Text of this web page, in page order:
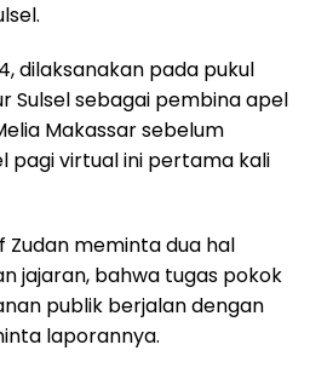
dilaksanakan pada pukul
Sulsel sebagai pembina apel
Makassar sebelum
pagi virtual ini pertama kali
Zudan meminta dua hal
jajaran, bahwa tugas pokok
publik berjalan dengan
laporannya.